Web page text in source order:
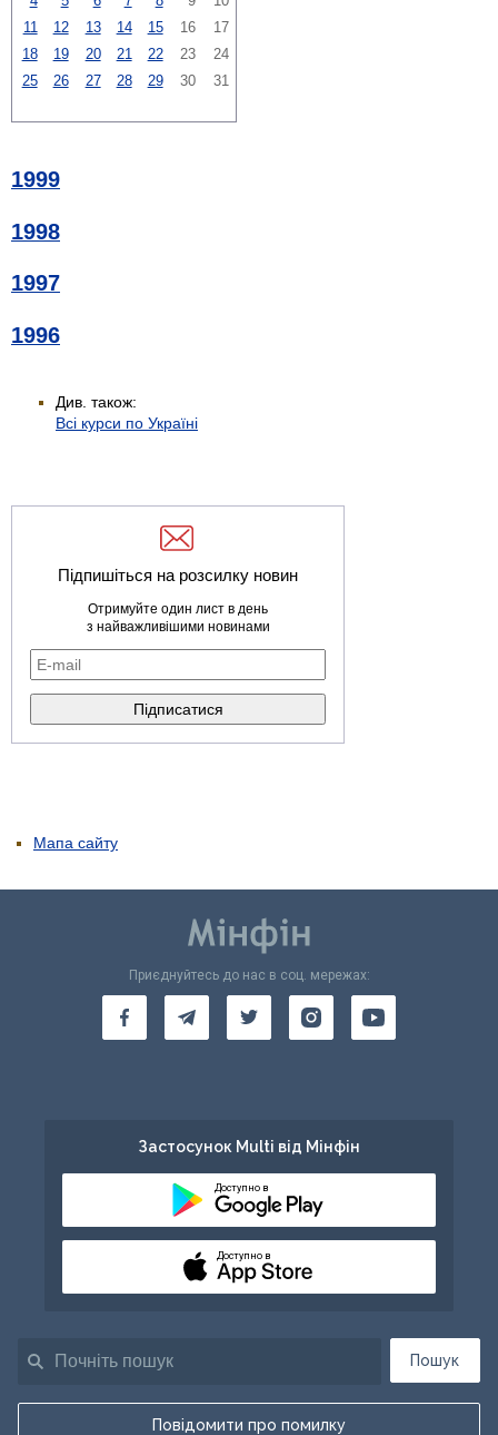
11
12 13 14 15 16
17
18
19 20 21 22 23
24
25
26 27 28 29 30 31
1999
1998
1997
1996
Див. також:
Всі курси по Україні
Підпишіться на розсилку новин
Отримуйте один лист в день
з найважливішими новинами
Мапа сайту
Пошук
Повідомити про помилку
Приєднуйтесь до нас в соц. мережах:
Застосунок Multi від Мінфін
Доступно в
Доступно в